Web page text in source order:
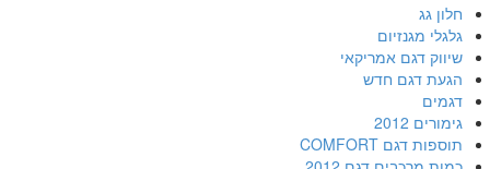
חלון גג
גלגלי מגנזיום
שיווק דגם אמריקאי
הגעת דגם חדש
דגמים
גימורים 2012
תוספות דגם COMFORT